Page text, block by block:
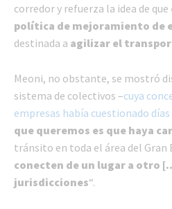
corredor y refuerza la idea de que
política de mejoramiento de
destinada a agilizar el
Meoni, no obstante, se mostró
sistema de colectivos –cuya
empresas había cuestionado
que queremos es que haya
tránsito en toda el área del Gran
conecten de un lugar a otro
jurisdicciones“.